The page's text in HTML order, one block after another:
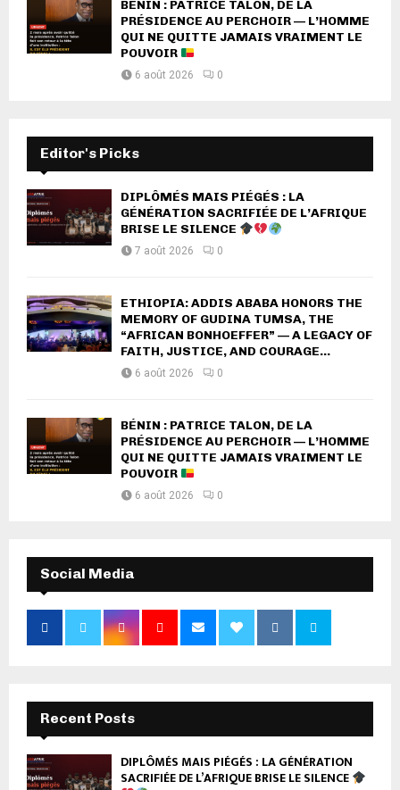
BÉNIN : PATRICE TALON, DE LA
PRÉSIDENCE AU PERCHOIR — L’HOMME
QUI NE QUITTE JAMAIS VRAIMENT LE
POUVOIR
6 août 2026 0
Editor's Picks
DIPLÔMÉS MAIS PIÉGÉS : LA
GÉNÉRATION SACRIFIÉE DE L’AFRIQUE
BRISE LE SILENCE
7 août 2026 0
ETHIOPIA: ADDIS ABABA HONORS THE
MEMORY OF GUDINA TUMSA, THE
“AFRICAN BONHOEFFER” — A LEGACY OF
FAITH, JUSTICE, AND COURAGE...
6 août 2026 0
BÉNIN : PATRICE TALON, DE LA
PRÉSIDENCE AU PERCHOIR — L’HOMME
QUI NE QUITTE JAMAIS VRAIMENT LE
POUVOIR
6 août 2026 0
Social Media
Recent Posts
DIPLÔMÉS MAIS PIÉGÉS : LA GÉNÉRATION
SACRIFIÉE DE L’AFRIQUE BRISE LE SILENCE